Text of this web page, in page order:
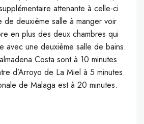
attenante à celle-ci
deuxième salle à manger voir
en plus des deux chambres qui
avec une deuxième salle de bains.
Costa sont à 10 minutes
d’Arroyo de La Miel à 5 minutes.
de Malaga est à 20 minutes.